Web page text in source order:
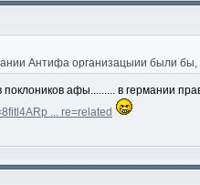
Антифа организацыии были
афы......... в германии
... re=related